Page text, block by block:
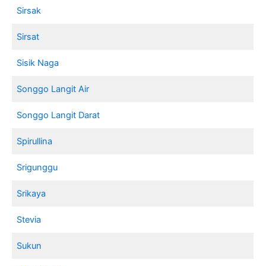
Sirsak
Sirsat
Sisik Naga
Songgo Langit Air
Songgo Langit Darat
Spirullina
Srigunggu
Srikaya
Stevia
Sukun